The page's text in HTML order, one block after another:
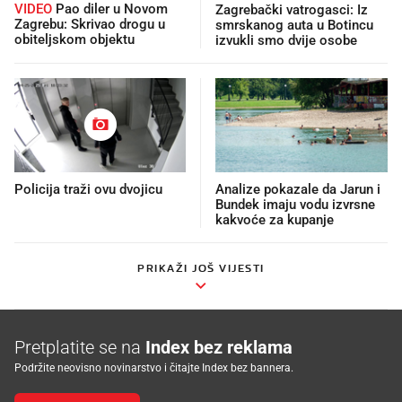
VIDEO Pao diler u Novom
Zagrebu: Skrivao drogu u
obiteljskom objektu
Zagrebački vatrogasci: Iz
smrskanog auta u Botincu
izvukli smo dvije osobe
Policija traži ovu dvojicu
Analize pokazale da Jarun i
Bundek imaju vodu izvrsne
kakvoće za kupanje
PRIKAŽI JOŠ VIJESTI
Pretplatite se na Index bez reklama
Podržite neovisno novinarstvo i čitajte Index bez bannera.